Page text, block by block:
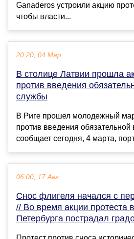
Ganaderos устроили акцию
чтобы власти...
20:20, 04 Мар
В столице Латвии прошла
против введения
службы
В Риге прошел молодежный
против введения
сообщает сегодня, 4 марта,
06:00, 17 Авг
Снос флигеля начался с
// Во время акции протеста
Петербурга пострадал